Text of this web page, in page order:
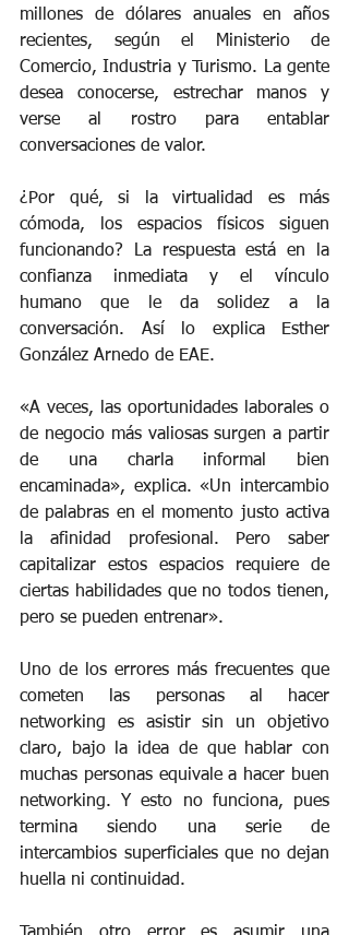
millones de dólares anuales en años
recientes, según el Ministerio de
Comercio, Industria y Turismo. La gente
desea conocerse, estrechar manos y
verse al rostro para entablar
conversaciones de valor.
¿Por qué, si la virtualidad es más
cómoda, los espacios físicos siguen
funcionando? La respuesta está en la
confianza inmediata y el vínculo
humano que le da solidez a la
conversación. Así lo explica Esther
González Arnedo de EAE.
«A veces, las oportunidades laborales o
de negocio más valiosas surgen a partir
de una charla informal bien
encaminada», explica. «Un intercambio
de palabras en el momento justo activa
la afinidad profesional. Pero saber
capitalizar estos espacios requiere de
ciertas habilidades que no todos tienen,
pero se pueden entrenar».
Uno de los errores más frecuentes que
cometen las personas al hacer
networking es asistir sin un objetivo
claro, bajo la idea de que hablar con
muchas personas equivale a hacer buen
networking. Y esto no funciona, pues
termina siendo una serie de
intercambios superficiales que no dejan
huella ni continuidad.